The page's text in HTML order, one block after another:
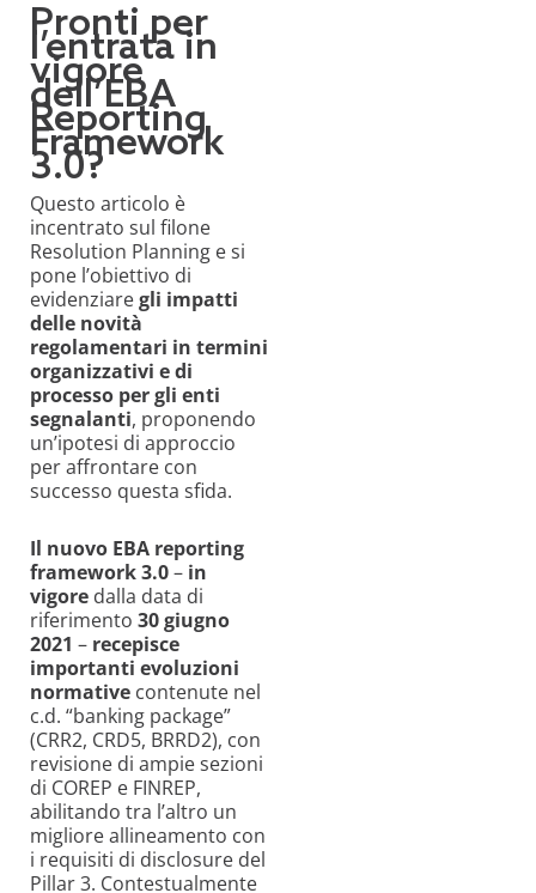
Pronti per
l’entrata in
vigore
dell’EBA
Reporting
Framework
3.0?
Questo articolo è
incentrato sul filone
Resolution Planning e si
pone l’obiettivo di
evidenziaregli impatti
delle novità
regolamentari in termini
organizzativi e di
processo per gli enti
segnalanti, proponendo
un’ipotesi di approccio
per affrontare con
successo questa sfida.
Il nuovo EBA reporting
framework 3.0– in
vigore dalla data di
riferimento 30 giugno
2021 – recepisce
importanti evoluzioni
normative contenute nel
c.d. “banking package”
(CRR2, CRD5, BRRD2), con
revisione di ampie sezioni
di COREP e FINREP,
abilitando tra l’altro un
migliore allineamento con
i requisiti di disclosure del
Pillar 3. Contestualmente